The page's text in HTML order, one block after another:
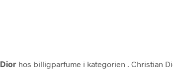
hos billigparfume i kategorien . Christian